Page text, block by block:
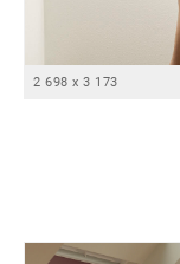
2 698 x 3 173